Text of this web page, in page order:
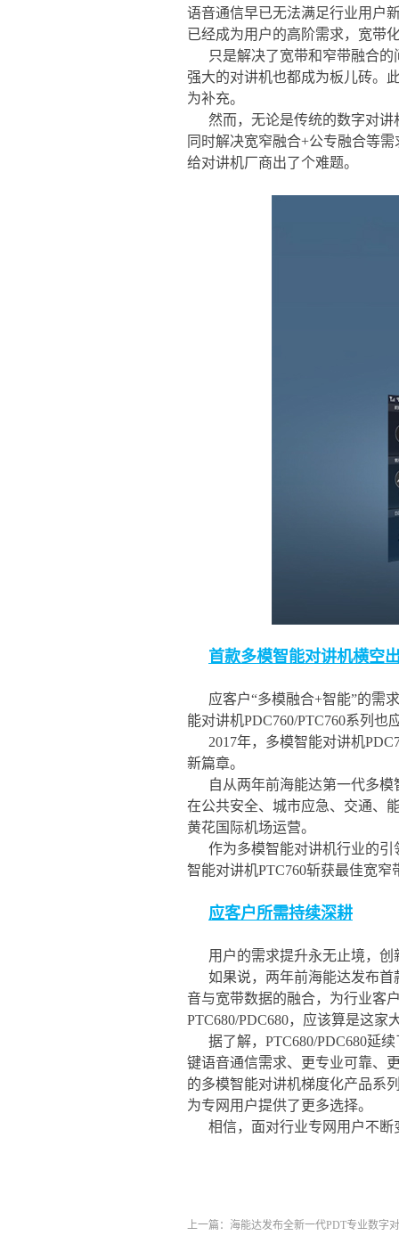
语音通信早已无法满足行业用户
已经成为用户的高阶需求，宽带
只是解决了宽带和窄带融合
强大的对讲机也都成为板儿砖。
为补充。
然而，无论是传统的数字对
同时解决宽窄融合+公专融合等
给对讲机厂商出了个难题。
首款多模智能对讲机横空
应客户“多模融合+智能”的需
能对讲机PDC760/PTC760系列也
2017年，多模智能对讲机
新篇章。
自从两年前海能达第一代多
在公共安全、城市应急、交通、
黄花国际机场运营。
作为多模智能对讲机行业的
智能对讲机PTC760斩获最佳宽窄
应客户所需持续深耕
用户的需求提升永无止境，创
如果说，两年前海能达发布首
音与宽带数据的融合，为行业客
PTC680/PDC680，应该算是这
据了解，PTC680/PDC680延
键语音通信需求、更专业可靠、
的多模智能对讲机梯度化产品系
为专网用户提供了更多选择。
相信，面对行业专网用户不
上一篇： 海能达发布全新一代PDT专业数字